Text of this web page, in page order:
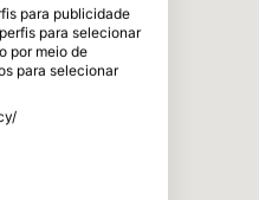
para publicidade
para selecionar
por meio de
para selecionar